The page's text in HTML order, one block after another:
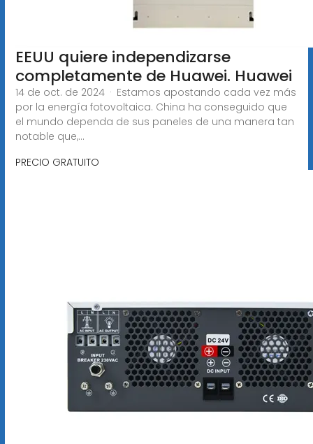
EEUU quiere independizarse
completamente de Huawei. Huawei
14 de oct. de 2024 · Estamos apostando cada vez más
por la energía fotovoltaica. China ha conseguido que
el mundo dependa de sus paneles de una manera tan
notable que,...
PRECIO GRATUITO